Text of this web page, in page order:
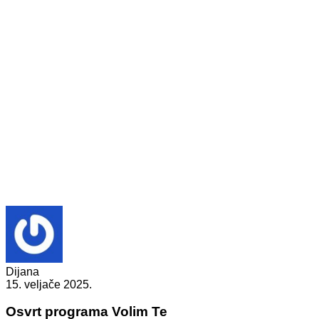
Dijana
15. veljače 2025.
Osvrt programa Volim Te